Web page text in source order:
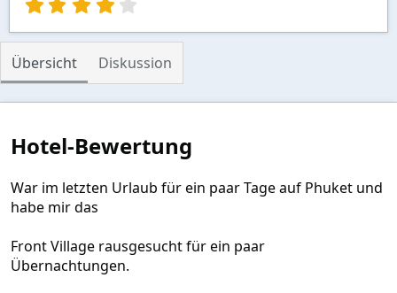
0
0
S
t
e
n
(
)
Übersicht Diskussion
Hotel-Bewertung
War im letzten Urlaub für ein paar Tage auf Phuket und
habe mir das
Front Village rausgesucht für ein paar
Übernachtungen.